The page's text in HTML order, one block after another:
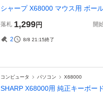
シャープ X68000 マウス用 ボー
落札 1,299円 開
2 8/8 21:15終了
コンピュータ パソコン X68000
SHARP X68000用 純正キーボー